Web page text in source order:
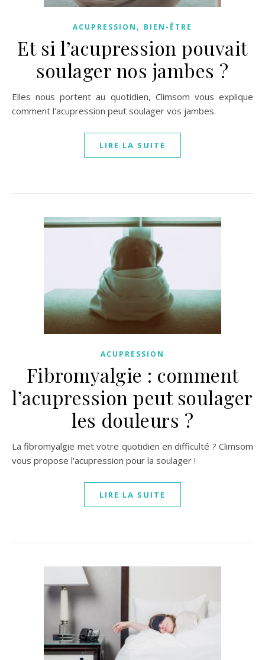
ACUPRESSION , BIEN-ÊTRE
Et si l’acupression pouvait
soulager nos jambes ?
Elles nous portent au quotidien, Climsom vous explique
comment l'acupression peut soulager vos jambes.
LIRE LA SUITE
ACUPRESSION
Fibromyalgie : comment
l’acupression peut soulager
les douleurs ?
La fibromyalgie met votre quotidien en difficulté ? Climsom
vous propose l'acupression pour la soulager !
LIRE LA SUITE